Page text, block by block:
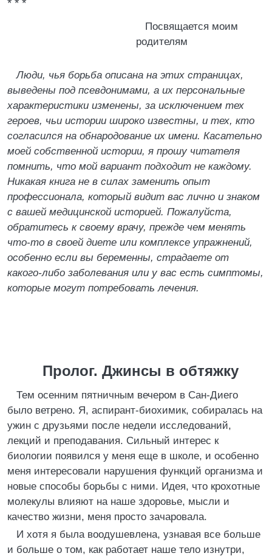
* * *
Посвящается моим
родителям
Люди, чья борьба описана на этих страницах,
выведены под псевдонимами, а их персональные
характеристики изменены, за исключением тех
героев, чьи истории широко известны, и тех, кто
согласился на обнародование их имени. Касательно
моей собственной истории, я прошу читателя
помнить, что мой вариант подходит не каждому.
Никакая книга не в силах заменить опыт
профессионала, который видит вас лично и знаком
с вашей медицинской историей. Пожалуйста,
обратитесь к своему врачу, прежде чем менять
что-то в своей диете или комплексе упражнений,
особенно если вы беременны, страдаете от
какого-либо заболевания или у вас есть симптомы,
которые могут потребовать лечения.
Пролог. Джинсы в обтяжку
Тем осенним пятничным вечером в Сан-Диего
было ветрено. Я, аспирант-биохимик, собиралась на
ужин с друзьями после недели исследований,
лекций и преподавания. Сильный интерес к
биологии появился у меня еще в школе, и особенно
меня интересовали нарушения функций организма и
новые способы борьбы с ними. Идея, что крохотные
молекулы влияют на наше здоровье, мысли и
качество жизни, меня просто зачаровала.
И хотя я была воодушевлена, узнавая все больше
и больше о том, как работает наше тело изнутри,